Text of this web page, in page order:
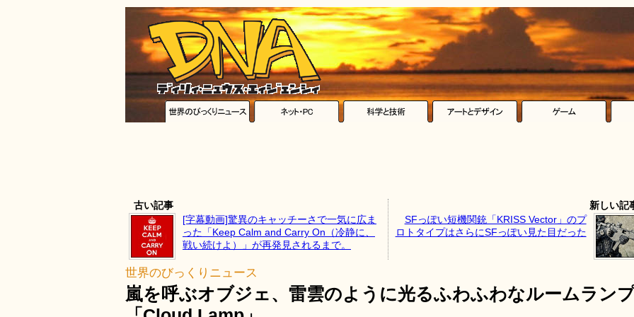
古い記事
[字幕動画]驚異のキャッチーさで一気に広ま
った「Keep Calm and Carry On（冷静に、
戦い続けよ）」が再発見されるまで。
新しい記
SFっぽい短機関銃「KRISS Vector」のプ
ロトタイプはさらにSFっぽい見た目だった
世界のびっくりニュース
嵐を呼ぶオブジェ、雷雲のように光るふわふわなルームラン